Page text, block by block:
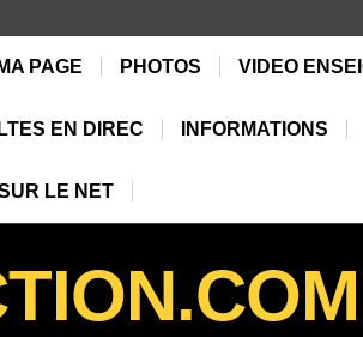
MA PAGE PHOTOS VIDEO
EN DIREC INFORMATIONS
LE NET